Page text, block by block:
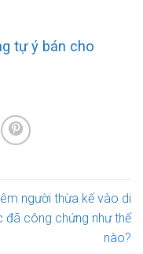
tự ý bán cho
người thừa kế vào di
đã công chứng như thế
nào?